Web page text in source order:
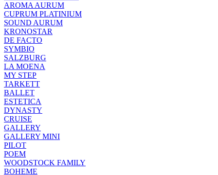
AROMA AURUM
CUPRUM PLATINIUM
SOUND AURUM
KRONOSTAR
DE FACTO
SYMBIO
SALZBURG
LA MOENA
MY STEP
TARKETT
BALLET
ESTETICA
DYNASTY
CRUISE
GALLERY
GALLERY MINI
PILOT
POEM
WOODSTOCK FAMILY
BOHEME